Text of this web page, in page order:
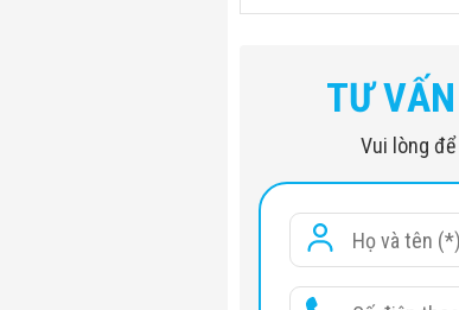
Khẩu độ của đầu tìm kiếm
Kích thước sản phẩm:
TƯ
Vui lòng